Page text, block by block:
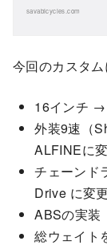
savabicycles.com
今回のカスタム
16インチ →
外装9速（
ALFINEに
チェーンド
Drive に変更
ABSの実装
総ウェイト